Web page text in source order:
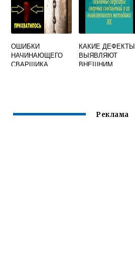
ОШИБКИ
НАЧИНАЮЩЕГО
СВАРЩИКА
КАКИЕ ДЕФЕКТЫ
ВЫЯВЛЯЮТ
ВНЕШНИМ
Реклама